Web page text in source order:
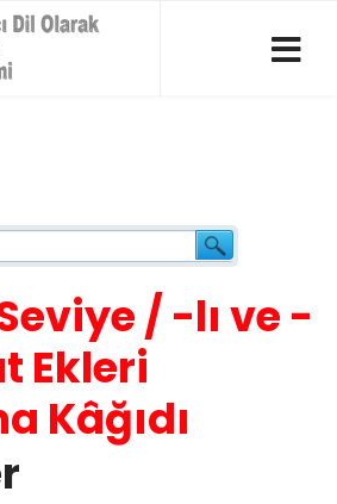
/ -lı ve -
Ekleri
Kâğıdı